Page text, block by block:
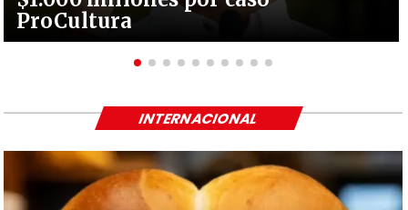
ProCultura
INTERNACIONAL